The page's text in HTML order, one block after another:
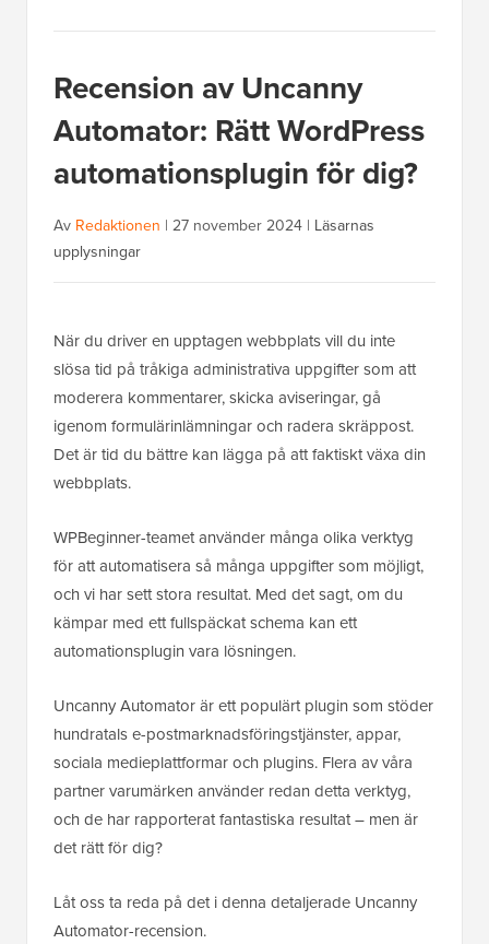
Recension av Uncanny
Automator: Rätt WordPress
automationsplugin för dig?
Av Redaktionen | 27 november 2024 | Läsarnas
upplysningar
När du driver en upptagen webbplats vill du inte
slösa tid på tråkiga administrativa uppgifter som att
moderera kommentarer, skicka aviseringar, gå
igenom formulärinlämningar och radera skräppost.
Det är tid du bättre kan lägga på att faktiskt växa din
webbplats.
WPBeginner-teamet använder många olika verktyg
för att automatisera så många uppgifter som möjligt,
och vi har sett stora resultat. Med det sagt, om du
kämpar med ett fullspäckat schema kan ett
automationsplugin vara lösningen.
Uncanny Automator är ett populärt plugin som stöder
hundratals e-postmarknadsföringstjänster, appar,
sociala medieplattformar och plugins. Flera av våra
partner varumärken använder redan detta verktyg,
och de har rapporterat fantastiska resultat – men är
det rätt för dig?
Låt oss ta reda på det i denna detaljerade Uncanny
Automator-recension.